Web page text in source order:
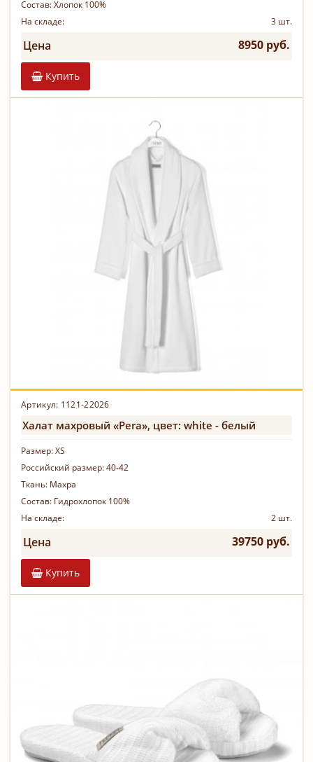
Состав:Хлопок 100%
На складе:
3 шт.
Цена 8950 руб.
Купить
Артикул: 1121-22026
Халат махровый «Pera», цвет: white - белый
Размер:XS
Российский размер:40-42
Ткань: Махра
Состав: Гидрохлопок 100%
На складе:
2 шт.
Цена 39750 руб.
Купить